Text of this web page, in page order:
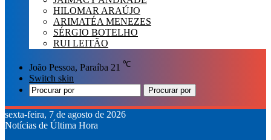
HILOMAR ARAÚJO
ARIMATÉA MENEZES
SÉRGIO BOTELHO
RUI LEITÃO
João Pessoa, Paraíba 21 ℃
Switch skin
Procurar por
sexta-feira, 7 de agosto de 2026
Notícias de Última Hora